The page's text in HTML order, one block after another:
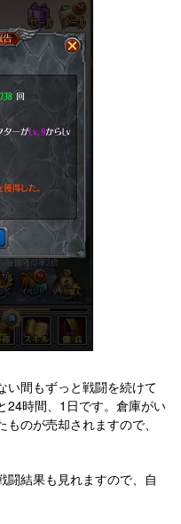
い間もずっと戦闘を続けて
24時間、1日です。倉庫がい
のが売却されますので、
闘結果も見れますので、自